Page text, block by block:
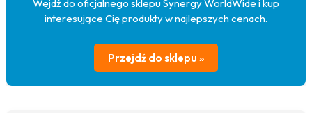
Wejdź do oficjalnego sklepu Synergy WorldWide i kup
interesujące Cię produkty w najlepszych cenach.
Przejdź do sklepu »